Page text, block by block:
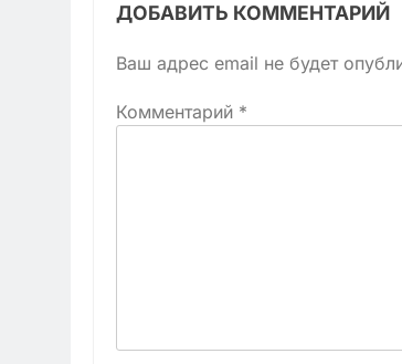
ДОБАВИТЬ КОММЕНТАРИЙ
Ваш адрес email не будет
Комментарий *